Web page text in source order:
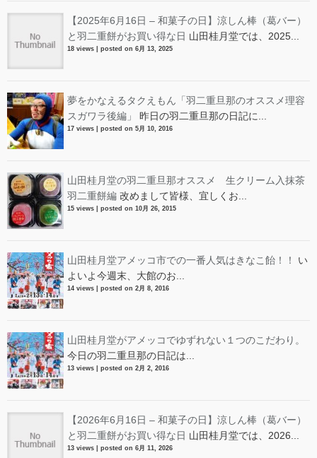
【2025年6月16日 – 和菓子の日】涼しん棒（葛バー）
と羽二重餅がお買い得な日 山田桂月堂では、2025...
18 views posted on 6月 13, 2025
夢をかなえるタクえもん「羽二重旦那のオススメ理容
スガワラ後編」
昨日の羽二重旦那の日記に...
17 views posted on 5月 10, 2016
山田桂月堂の羽二重旦那オススメ 生クリーム入抹茶
羽二重餅編 改めまして皆様、宜しくお...
15 views posted on 10月 26, 2015
山田桂月堂アメッコ市での一番人気はきなこ飴！！
い
よいよ今週末、大館のお...
14 views posted on 2月 8, 2016
山田桂月堂がアメッコでゆずれない１つのこだわり。
今日の羽二重旦那の日記は...
13 views posted on 2月 2, 2016
【2026年6月16日 – 和菓子の日】涼しん棒（葛バー）
と羽二重餅がお買い得な日 山田桂月堂では、2026...
13 views posted on 6月 11, 2026